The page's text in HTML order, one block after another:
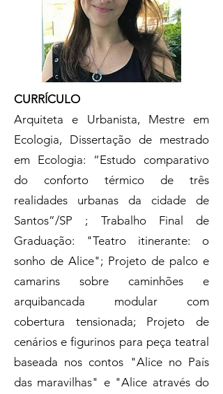
CURRÍCULO
Arquiteta e Urbanista, Mestre em
Ecologia, Dissertação de mestrado
em Ecologia: “Estudo comparativo
do conforto térmico de três
realidades urbanas da cidade de
Santos”/SP ; Trabalho Final de
Graduação: "Teatro itinerante: o
sonho de Alice"; Projeto de palco e
camarins sobre caminhões e
arquibancada modular com
cobertura tensionada; Projeto de
cenários e figurinos para peça teatral
baseada nos contos "Alice no País
das maravilhas" e "Alice através do